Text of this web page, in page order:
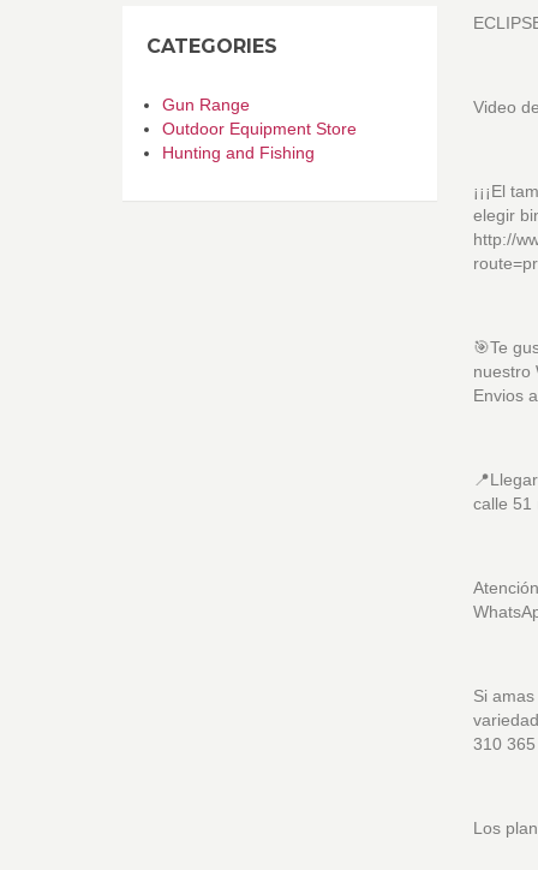
Video
¡¡¡El
elegir
http://
🎯Te
nuestro
Envios
calle 51
Si
310
Los
CATEGORIES
Gun Range
Outdoor Equipment Store
Hunting and Fishing